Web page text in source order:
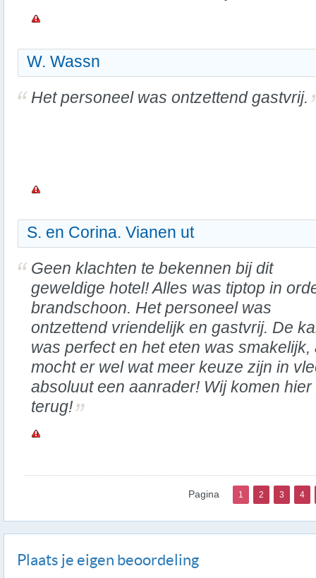
W. Wassn
Het personeel was ontzettend gastvrij.
S. en Corina. Vianen ut
Geen klachten te bekennen bij dit
geweldige hotel! Alles was tiptop in
brandschoon. Het personeel was
ontzettend vriendelijk en gastvrij. De
was perfect en het eten was smakelijk,
mocht er wel wat meer keuze zijn in
absoluut een aanrader! Wij komen
terug!
Pagina 1 2 3 4
Plaats je eigen beoordeling